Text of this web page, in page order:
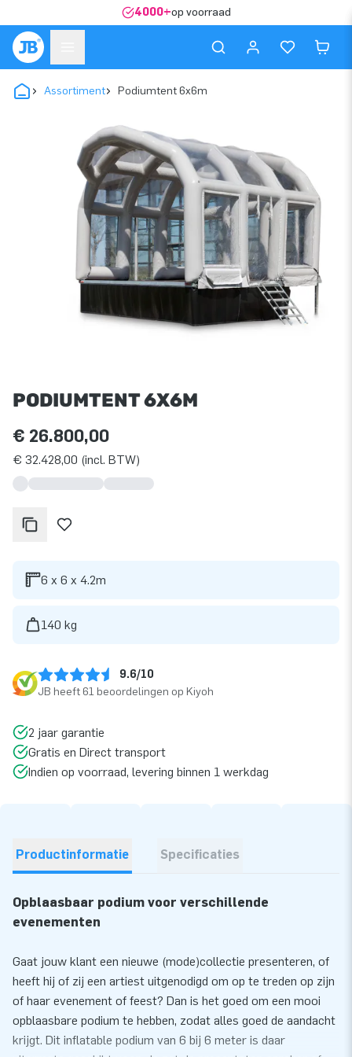
4000+op voorraad
Assortiment Podiumtent 6x6m
PODIUMTENT 6X6M
€ 26.800,00
€ 32.428,00 (incl. BTW)
6 x 6 x 4.2m
140 kg
9.6/10
JB heeft 61 beoordelingen op Kiyoh
2 jaar garantie
Gratis en Direct transport
Indien op voorraad, levering binnen 1 werkdag
Productinformatie Specificaties
Opblaasbaar podium voor verschillende
evenementen
Gaat jouw klant een nieuwe (mode)collectie presenteren, of
heeft hij of zij een artiest uitgenodigd om op te treden op zijn
of haar evenement of feest? Dan is het goed om een mooi
opblaasbare podium te hebben, zodat alles goed de aandacht
krijgt. Dit inflatable podium van 6 bij 6 meter is daar